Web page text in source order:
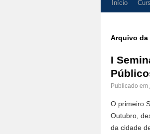
Início
Arquivo da
I
Publicado em
O primeiro
Outubro,
da cidade